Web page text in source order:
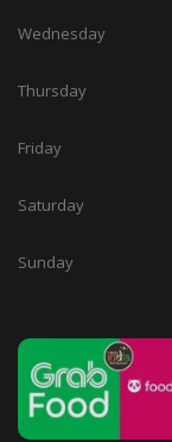
Wednesday
Thursday
Friday
Saturday
Sunday